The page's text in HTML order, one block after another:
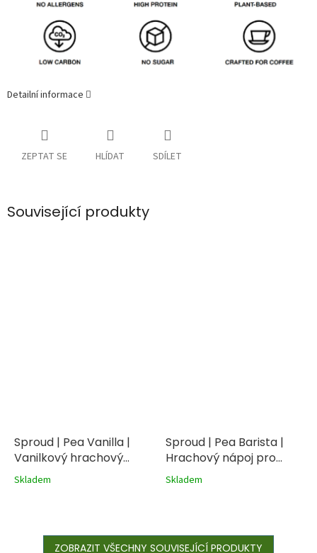
Detailní informace
ZEPTAT SE HLÍDAT SDÍLET
Související produkty
Sproud | Pea Vanilla |
Vanilkový hrachový
nápoj 1L
Skladem
Sproud | Pea Barista |
Hrachový nápoj pro
baristy 1L
Skladem
ZOBRAZIT VŠECHNY SOUVISEJÍCÍ PRODUKTY